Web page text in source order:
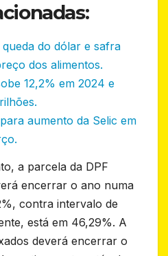
queda do dólar e safra
dos alimentos.
12,2% em 2024 e
aumento da Selic em
a parcela da DPF
encerrar o ano numa
contra intervalo de
está em 46,29%. A
deverá encerrar o